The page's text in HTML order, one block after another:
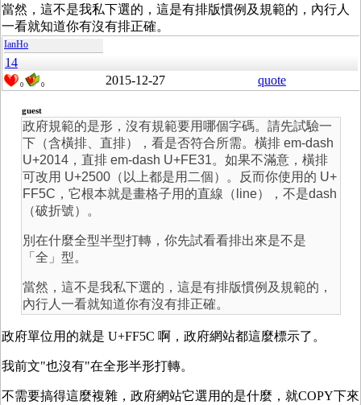
當然，這不是我私下選的，這是有排版慣例及規範的，內行人
一看就知道你有沒有排正確。
IanHo
14
0 0 2015-12-27 quote
guest
政府規範的是形，沒有規範要用哪個字碼。請先試驗一
下（含橫排、直排），看是否符合所需。橫排 em-dash
U+2014，直排 em-dash U+FE31。如果不滿意，橫排
可改用 U+2500（以上都是用二個）。反而你使用的 U+
FF5C，它根本就是畫格子用的直線（line），不是dash
（破折號）。
別在什麼全型半型打轉，你先試看看排出來是不是
「全」型。
當然，這不是我私下選的，這是有排版慣例及規範的，
內行人一看就知道你有沒有排正確。
政府單位用的就是 U+FF5C 啊，政府網站都這麼標示了。
我前文"也沒有"在全形半形打轉。
不需要搞得這麼複雜，政府網站它選用的是什麼，就COPY下來